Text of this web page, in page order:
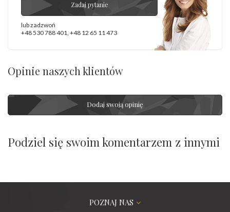
Zadaj pytanie
lub zadzwoń
+48 530 788 401, +48 12 65 11 473
Opinie naszych klientów
Dodaj swoją opinię
Podziel się swoim komentarzem z innymi
POZNAJ NAS